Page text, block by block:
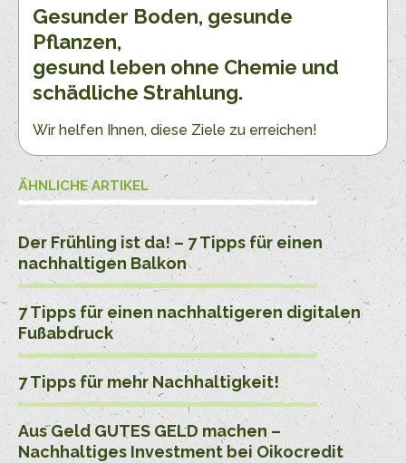
teilen teilen
Gesunder Boden, gesunde
Pflanzen,
gesund leben ohne Chemie und
schädliche Strahlung.
Wir helfen Ihnen, diese Ziele zu erreichen!
ÄHNLICHE ARTIKEL
Der Frühling ist da! – 7 Tipps für einen
nachhaltigen Balkon
7 Tipps für einen nachhaltigeren digitalen
Fußabdruck
7 Tipps für mehr Nachhaltigkeit!
Aus Geld GUTES GELD machen –
Nachhaltiges Investment bei Oikocredit